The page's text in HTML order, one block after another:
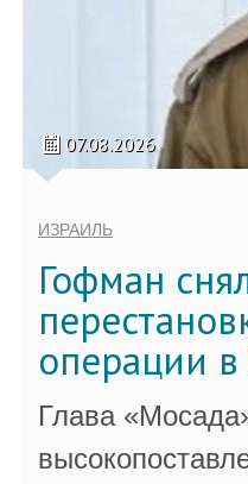
07.08.2026
ИЗРАИЛЬ
Гофман
операции
Глава